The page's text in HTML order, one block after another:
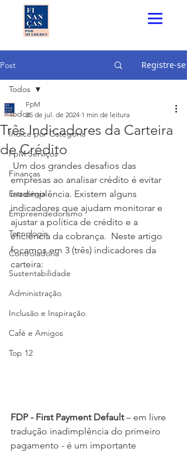
Post Registre-se
Todos
Índice por Categoria
FpM Serviços
Finanças
Estratégia
Empreendedorismo
Tecnologia
Controladoria
Sustentabilidade
Administração
Inclusão e Inspiração
Café e Amigos
Top 12
Todos
Três Indicadores da Carteira
de Crédito
FpM
25 de jul. de 2024 1 min de leitura
Um dos grandes desafios das
empresas ao analisar crédito é evitar
inadimplência. Existem alguns
indicadores que ajudam monitorar e
ajustar a política de crédito e a
eficiência da cobrança.  Neste artigo
focamos em 3 (três) indicadores da
carteira:
FDP - First Payment Default – em livre
tradução inadimplência do primeiro
pagamento - é um importante